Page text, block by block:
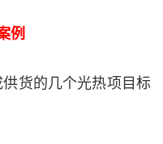
例
货的几个光热项目标